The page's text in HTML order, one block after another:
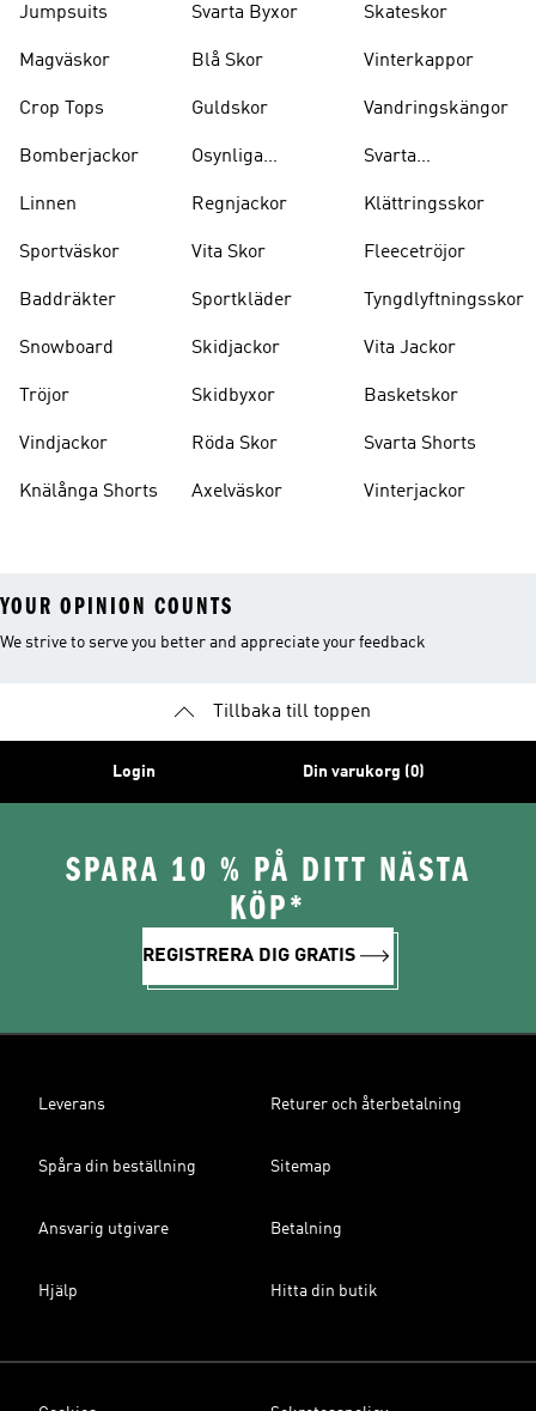
Jumpsuits
Magväskor
Crop Tops
Bomberjackor
Linnen
Sportväskor
Baddräkter
Snowboard
Tröjor
Vindjackor
Knälånga Shorts
Svarta Byxor
Blå Skor
Guldskor
Osynliga
Regnjackor
Vita Skor
Sportkläder
Skidjackor
Skidbyxor
Röda Skor
Axelväskor
Skateskor
Vinterkappor
Vandringskängor
Svarta
Klättringsskor
Fleecetröjor
Tyngdlyftningsskor
Vita Jackor
Basketskor
Svarta Shorts
Vinterjackor
YOUR OPINION COUNTS
We strive to serve you better and appreciate your feedback
Tillbaka till toppen
Login Din varukorg (0)
SPARA 10 % PÅ DITT NÄSTA
KÖP*
REGISTRERA DIG GRATIS
Leverans Returer och återbetalning
Spåra din beställning Sitemap
Ansvarig utgivare Betalning
Hjälp Hitta din butik